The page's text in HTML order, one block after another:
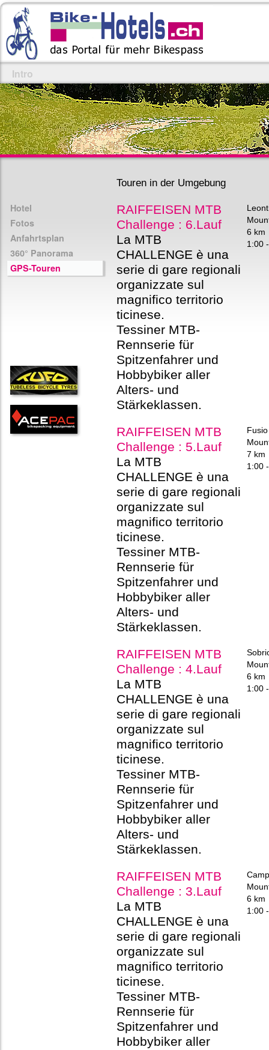
Intro
Hotel
Fotos
Anfahrtsplan
360° Panorama
GPS-Touren
Touren in der Umgebung
RAIFFEISEN MTB
Challenge : 6.Lauf
La MTB
CHALLENGE è una
serie di gare regionali
organizzate sul
magnifico territorio
ticinese.
Tessiner MTB-
Rennserie für
Spitzenfahrer und
Hobbybiker aller
Alters- und
Stärkeklassen.
6 km
1:00
RAIFFEISEN MTB
Challenge : 5.Lauf
La MTB
CHALLENGE è una
serie di gare regionali
organizzate sul
magnifico territorio
ticinese.
Tessiner MTB-
Rennserie für
Spitzenfahrer und
Hobbybiker aller
Alters- und
Stärkeklassen.
7 km
1:00
RAIFFEISEN MTB
Challenge : 4.Lauf
La MTB
CHALLENGE è una
serie di gare regionali
organizzate sul
magnifico territorio
ticinese.
Tessiner MTB-
Rennserie für
Spitzenfahrer und
Hobbybiker aller
Alters- und
Stärkeklassen.
6 km
1:00
RAIFFEISEN MTB
Challenge : 3.Lauf
La MTB
CHALLENGE è una
serie di gare regionali
organizzate sul
magnifico territorio
ticinese.
Tessiner MTB-
Rennserie für
Spitzenfahrer und
Hobbybiker aller
6 km
1:00